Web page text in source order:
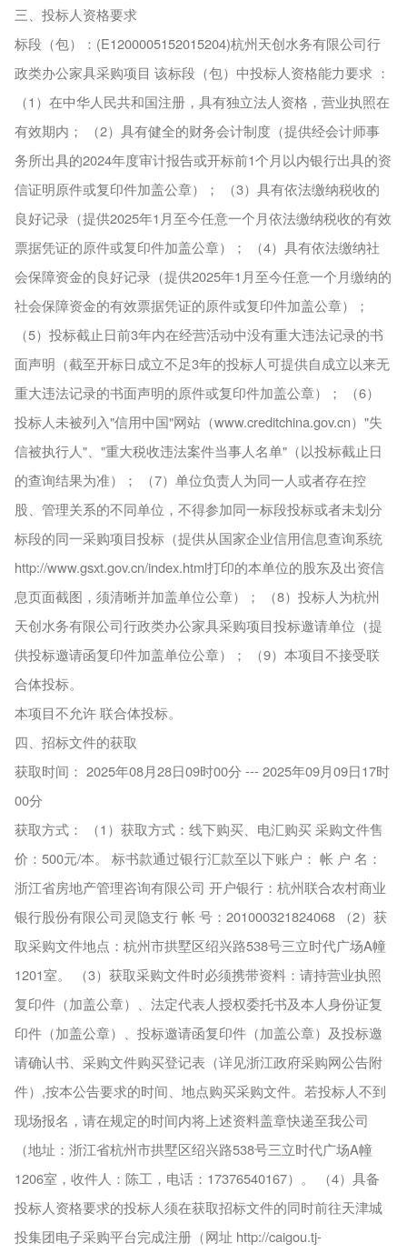
三、投标人资格要求
标段（包）：(E1200005152015204)杭州天创水务有限公司行
政类办公家具采购项目 该标段（包）中投标人资格能力要求 ：
（1）在中华人民共和国注册，具有独立法人资格，营业执照在
有效期内； （2）具有健全的财务会计制度（提供经会计师事
务所出具的2024年度审计报告或开标前1个月以内银行出具的资
信证明原件或复印件加盖公章）； （3）具有依法缴纳税收的
良好记录（提供2025年1月至今任意一个月依法缴纳税收的有效
票据凭证的原件或复印件加盖公章）； （4）具有依法缴纳社
会保障资金的良好记录（提供2025年1月至今任意一个月缴纳的
社会保障资金的有效票据凭证的原件或复印件加盖公章）；
（5）投标截止日前3年内在经营活动中没有重大违法记录的书
面声明（截至开标日成立不足3年的投标人可提供自成立以来无
重大违法记录的书面声明的原件或复印件加盖公章）； （6）
投标人未被列入"信用中国"网站（www.creditchina.gov.cn）"失
信被执行人"、"重大税收违法案件当事人名单"（以投标截止日
的查询结果为准）； （7）单位负责人为同一人或者存在控
股、管理关系的不同单位，不得参加同一标段投标或者未划分
标段的同一采购项目投标（提供从国家企业信用信息查询系统
http://www.gsxt.gov.cn/index.html打印的本单位的股东及出资信
息页面截图，须清晰并加盖单位公章）； （8）投标人为杭州
天创水务有限公司行政类办公家具采购项目投标邀请单位（提
供投标邀请函复印件加盖单位公章）； （9）本项目不接受联
合体投标。
本项目不允许 联合体投标。
四、招标文件的获取
获取时间： 2025年08月28日09时00分 --- 2025年09月09日17时
00分
获取方式： （1）获取方式：线下购买、电汇购买 采购文件售
价：500元/本。 标书款通过银行汇款至以下账户： 帐 户 名：
浙江省房地产管理咨询有限公司 开户银行：杭州联合农村商业
银行股份有限公司灵隐支行 帐 号：201000321824068 （2）获
取采购文件地点：杭州市拱墅区绍兴路538号三立时代广场A幢
1201室。 （3）获取采购文件时必须携带资料：请持营业执照
复印件（加盖公章）、法定代表人授权委托书及本人身份证复
印件（加盖公章）、投标邀请函复印件（加盖公章）及投标邀
请确认书、采购文件购买登记表（详见浙江政府采购网公告附
件）,按本公告要求的时间、地点购买采购文件。若投标人不到
现场报名，请在规定的时间内将上述资料盖章快递至我公司
（地址：浙江省杭州市拱墅区绍兴路538号三立时代广场A幢
1206室，收件人：陈工，电话：17376540167）。 （4）具备
投标人资格要求的投标人须在获取招标文件的同时前往天津城
投集团电子采购平台完成注册（网址 http://caigou.tj-